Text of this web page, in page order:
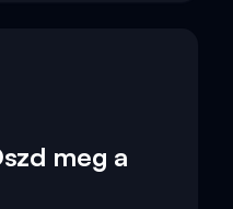
meg a